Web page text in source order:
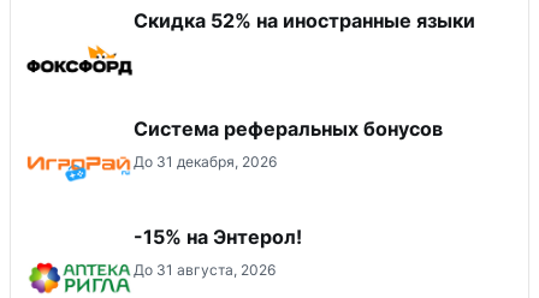
Скидка 52% на иностранные языки
Система реферальных бонусов
До 31 декабря, 2026
-15% на Энтерол!
До 31 августа, 2026